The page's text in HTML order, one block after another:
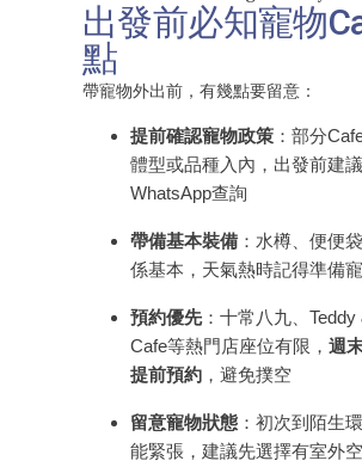
出發前必知寵物
點
帶寵物外出前，有幾點要留意：
提前確認寵物政策 ：部分
體型或品種入內，出發前建
WhatsApp查詢
帶備基本裝備 ：水樽、便便
係基本，天氣熱時記得準備
預約優先：十常八九、Teddy
Cafe等熱門店座位有限， 週
提前預約 ，避免撲空
留意寵物狀態 ：初次到陌生
能緊張，建議先選擇有室外